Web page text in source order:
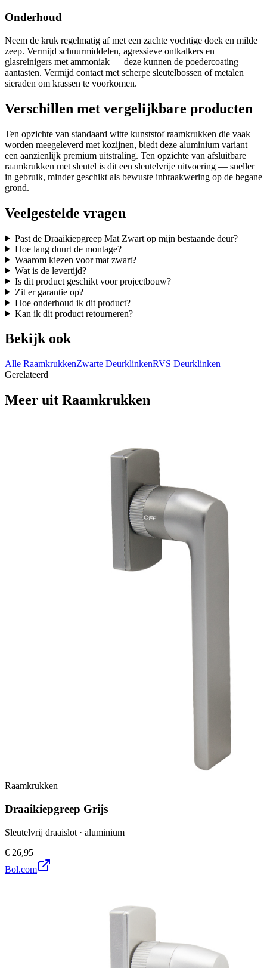
Onderhoud
Neem de kruk regelmatig af met een zachte vochtige doek en milde
zeep. Vermijd schuurmiddelen, agressieve ontkalkers en
glasreinigers met ammoniak — deze kunnen de poedercoating
aantasten. Vermijd contact met scherpe sleutelbossen of metalen
sieraden om krassen te voorkomen.
Verschillen met vergelijkbare producten
Ten opzichte van standaard witte kunststof raamkrukken die vaak
worden meegeleverd met kozijnen, biedt deze aluminium variant
een aanzienlijk premium uitstraling. Ten opzichte van afsluitbare
raamkrukken met sleutel is dit een sleutelvrije uitvoering — sneller
in gebruik, minder geschikt als bewuste inbraakwering op de begane
grond.
Veelgestelde vragen
Past de Draaikiepgreep Mat Zwart op mijn bestaande deur?
Hoe lang duurt de montage?
Waarom kiezen voor mat zwart?
Wat is de levertijd?
Is dit product geschikt voor projectbouw?
Zit er garantie op?
Hoe onderhoud ik dit product?
Kan ik dit product retourneren?
Bekijk ook
Alle RaamkrukkenZwarte DeurklinkenRVS Deurklinken
Gerelateerd
Meer uit Raamkrukken
Raamkrukken
Draaikiepgreep Grijs
Sleutelvrij draaislot · aluminium
€ 26,95
Bol.com